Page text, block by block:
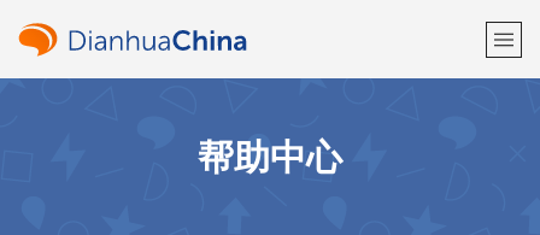
欢迎！
帮助中心